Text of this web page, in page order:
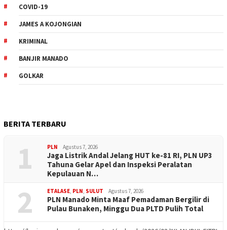
COVID-19
JAMES A KOJONGIAN
KRIMINAL
BANJIR MANADO
GOLKAR
BERITA TERBARU
1 PLN Agustus 7, 2026
Jaga Listrik Andal Jelang HUT ke-81 RI, PLN UP3
Tahuna Gelar Apel dan Inspeksi Peralatan
Kepulauan N…
2 ETALASE, PLN, SULUT Agustus 7, 2026
PLN Manado Minta Maaf Pemadaman Bergilir di
Pulau Bunaken, Minggu Dua PLTD Pulih Total